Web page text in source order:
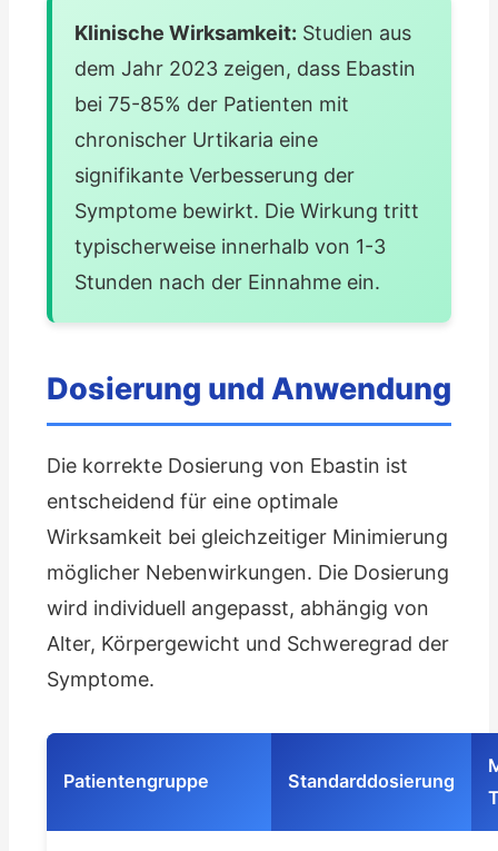
Klinische Wirksamkeit: Studien aus
dem Jahr 2023 zeigen, dass Ebastin
bei 75-85% der Patienten mit
chronischer Urtikaria eine
signifikante Verbesserung der
Symptome bewirkt. Die Wirkung tritt
typischerweise innerhalb von 1-3
Stunden nach der Einnahme ein.
Dosierung und Anwendung
Die korrekte Dosierung von Ebastin ist
entscheidend für eine optimale
Wirksamkeit bei gleichzeitiger Minimierung
möglicher Nebenwirkungen. Die Dosierung
wird individuell angepasst, abhängig von
Alter, Körpergewicht und Schweregrad der
Symptome.
Patientengruppe Standarddosierung